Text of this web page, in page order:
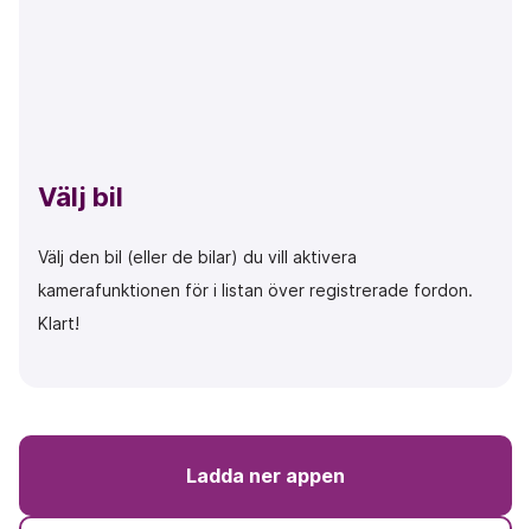
Välj bil
Välj den bil (eller de bilar) du vill aktivera
kamerafunktionen för i listan över registrerade fordon.
Klart!
Ladda ner appen